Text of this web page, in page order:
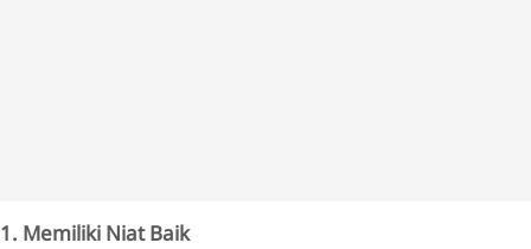
1. Memiliki Niat Baik